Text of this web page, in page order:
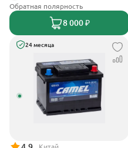
Обратная полярность
8 000 ₽
24 месяца